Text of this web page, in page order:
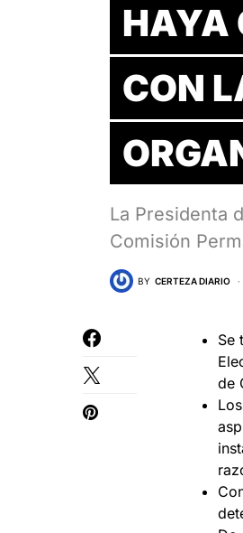
HAYA
CON
La Presidenta
Comisión
BY CERTEZA DIARIO
Se
de